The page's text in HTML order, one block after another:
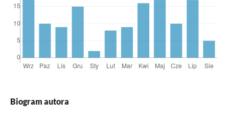
Biogram autora